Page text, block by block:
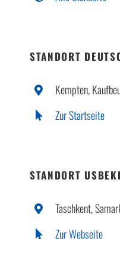
STANDORT
Kempten,
Zur Startseite
STANDORT
Taschkent,
Zur Webseite